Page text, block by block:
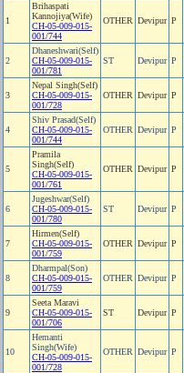
1
Brihaspati
Kannojiya(Wife)
CH-05-009-015-
001/744
OTHER Devipur P
2
Dhaneshwari(Self)
CH-05-009-015-
001/781
ST Devipur P
3
Nepal Singh(Self)
CH-05-009-015-
001/728
OTHER Devipur P
4
Shiv Prasad(Self)
CH-05-009-015-
001/744
OTHER Devipur P
5
Pramila
Singh(Self)
CH-05-009-015-
001/761
OTHER Devipur P
6
Jugeshwar(Self)
CH-05-009-015-
001/780
ST Devipur P
7
Hirmen(Self)
CH-05-009-015-
001/759
OTHER Devipur P
8
Dharmpal(Son)
CH-05-009-015-
001/759
OTHER Devipur P
9
Seeta Maravi
CH-05-009-015-
001/706
ST Devipur P
10
Hemanti
Singh(Wife)
CH-05-009-015-
001/728
OTHER Devipur P